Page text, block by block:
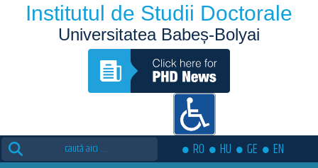
Institutul de Studii Doctorale
Universitatea Babeș-Bolyai
Search
for:
RO HU GE EN